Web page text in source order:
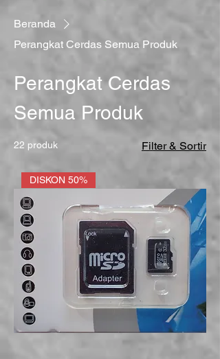
Beranda
Perangkat Cerdas Semua Produk
Perangkat Cerdas
Semua Produk
22 produk Filter & Sortir
DISKON 50%